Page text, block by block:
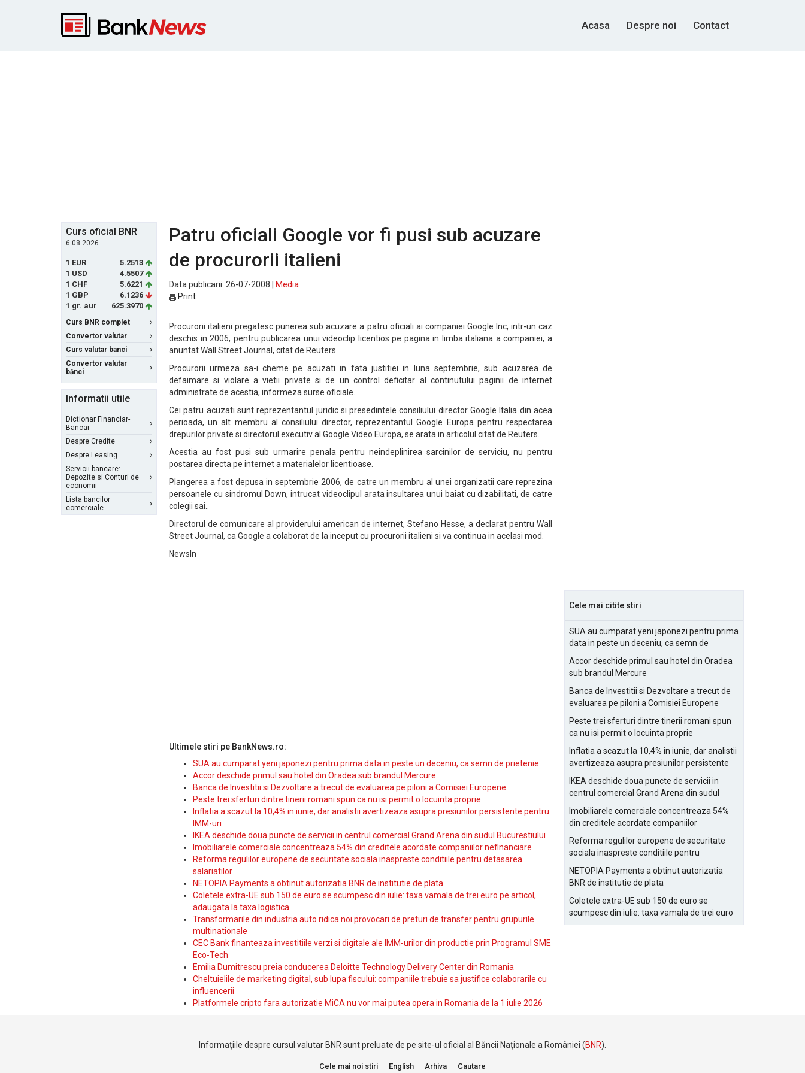
Acasa Despre noi Contact
Curs oficial BNR
6.08.2026
1 EUR
5.2513
1 USD
4.5507
1 CHF
5.6221
1 GBP
6.1236
1 gr. aur
625.3970
Curs BNR complet
Convertor valutar
Curs valutar banci
Convertor valutar
bănci
Informatii utile
Dictionar Financiar-
Bancar
Despre Credite
Despre Leasing
Servicii bancare:
Depozite si Conturi de
economii
Lista bancilor
comerciale
Patru oficiali Google vor fi pusi sub acuzare
de procurorii italieni
Data publicarii: 26-07-2008 |
Media
Print
Procurorii italieni pregatesc punerea sub acuzare a patru oficiali ai companiei Google Inc, intr-un caz
deschis in 2006, pentru publicarea unui videoclip licentios pe pagina in limba italiana a companiei, a
anuntat Wall Street Journal, citat de Reuters.
Procurorii urmeza sa-i cheme pe acuzati in fata justitiei in luna septembrie, sub acuzarea de
defaimare si violare a vietii private si de un control deficitar al continutului paginii de internet
administrate de acestia, informeza surse oficiale.
Cei patru acuzati sunt reprezentantul juridic si presedintele consiliului director Google Italia din acea
perioada, un alt membru al consiliului director, reprezentantul Google Europa pentru respectarea
drepurilor private si directorul executiv al Google Video Europa, se arata in articolul citat de Reuters.
Acestia au fost pusi sub urmarire penala pentru neindeplinirea sarcinilor de serviciu, nu pentru
postarea directa pe internet a materialelor licentioase.
Plangerea a fost depusa in septembrie 2006, de catre un membru al unei organizatii care reprezina
persoanele cu sindromul Down, intrucat videoclipul arata insultarea unui baiat cu dizabilitati, de catre
colegii sai..
Directorul de comunicare al providerului american de internet, Stefano Hesse, a declarat pentru Wall
Street Journal, ca Google a colaborat de la inceput cu procurorii italieni si va continua in acelasi mod.
NewsIn
Ultimele stiri pe BankNews.ro:
SUA au cumparat yeni japonezi pentru prima data in peste un deceniu, ca semn de prietenie
Accor deschide primul sau hotel din Oradea sub brandul Mercure
Banca de Investitii si Dezvoltare a trecut de evaluarea pe piloni a Comisiei Europene
Peste trei sferturi dintre tinerii romani spun ca nu isi permit o locuinta proprie
Inflatia a scazut la 10,4% in iunie, dar analistii avertizeaza asupra presiunilor persistente pentru
IMM-uri
IKEA deschide doua puncte de servicii in centrul comercial Grand Arena din sudul Bucurestiului
Imobiliarele comerciale concentreaza 54% din creditele acordate companiilor nefinanciare
Reforma regulilor europene de securitate sociala inaspreste conditiile pentru detasarea
salariatilor
NETOPIA Payments a obtinut autorizatia BNR de institutie de plata
Coletele extra-UE sub 150 de euro se scumpesc din iulie: taxa vamala de trei euro pe articol,
adaugata la taxa logistica
Transformarile din industria auto ridica noi provocari de preturi de transfer pentru grupurile
multinationale
CEC Bank finanteaza investitiile verzi si digitale ale IMM-urilor din productie prin Programul SME
Eco-Tech
Emilia Dumitrescu preia conducerea Deloitte Technology Delivery Center din Romania
Cheltuielile de marketing digital, sub lupa fiscului: companiile trebuie sa justifice colaborarile cu
influencerii
Platformele cripto fara autorizatie MiCA nu vor mai putea opera in Romania de la 1 iulie 2026
Cele mai citite stiri
SUA au cumparat yeni japonezi pentru prima
data in peste un deceniu, ca semn de
Accor deschide primul sau hotel din Oradea
sub brandul Mercure
Banca de Investitii si Dezvoltare a trecut de
evaluarea pe piloni a Comisiei Europene
Peste trei sferturi dintre tinerii romani spun
ca nu isi permit o locuinta proprie
Inflatia a scazut la 10,4% in iunie, dar analistii
avertizeaza asupra presiunilor persistente
IKEA deschide doua puncte de servicii in
centrul comercial Grand Arena din sudul
Imobiliarele comerciale concentreaza 54%
din creditele acordate companiilor
Reforma regulilor europene de securitate
sociala inaspreste conditiile pentru
NETOPIA Payments a obtinut autorizatia
BNR de institutie de plata
Coletele extra-UE sub 150 de euro se
scumpesc din iulie: taxa vamala de trei euro
pe articol, adaugata la taxa logistica
Informațiile despre cursul valutar BNR sunt preluate de pe site-ul oficial al Băncii Naționale a României (BNR).
Cele mai noi stiri English Arhiva Cautare